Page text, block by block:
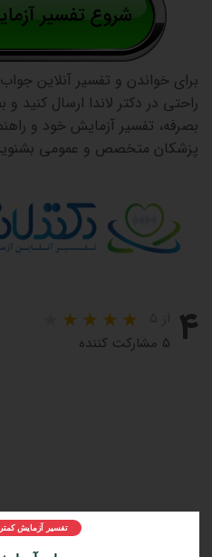
برای خواندن و تفسیر آنلاین
راحتی در دکتر لاندا ارسال کنید
بصرفه، تفسیر آزمایش خود و
پزشکان متخصص و عمومی
۴ ۵ مشارکت کننده
تفسیر آزمایش کمتر از ۳